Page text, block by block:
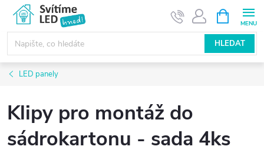
obsah
HLEDAT
NÁKUPNÍ
KOŠÍK
LED panely
Klipy pro montáž do
sádrokartonu - sada 4ks